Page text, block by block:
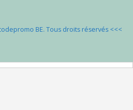
BE. Tous droits réservés <<<